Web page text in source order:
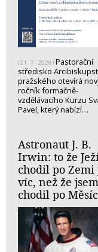
(21. 7. 2026) Pastorační
středisko
pražského otevírá
ročník formačně-
vzdělávacího Kurzu
Pavel, který nabízí…
Astronaut J. B.
Irwin: to že
chodil po Zemi
víc, než že
chodil po